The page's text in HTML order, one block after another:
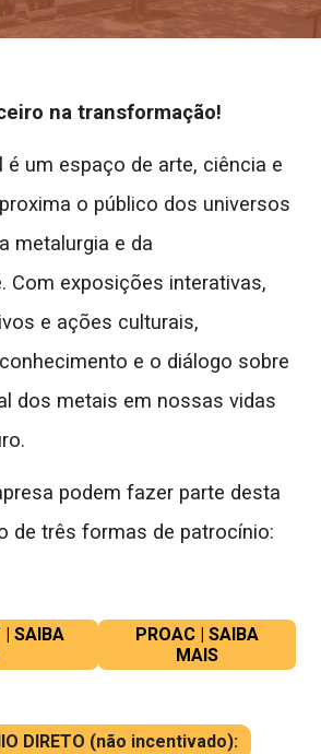
na transformação!
é um espaço de arte, ciência e
o público dos universos
metalurgia e da
Com exposições interativas,
e ações culturais,
e o diálogo sobre
dos metais em nossas vidas
podem fazer parte desta
de três formas de patrocínio:
| SAIBA
PROAC | SAIBA
MAIS
DIRETO (não incentivado):